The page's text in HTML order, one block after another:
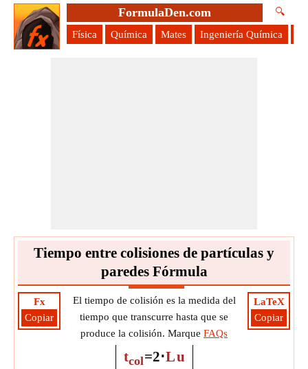
FormulaDen.com 🔍
Física Química Mates Ingeniería Química
Tiempo entre colisiones de partículas y
paredes Fórmula
Fx
Copiar
LaTeX
Copiar
El tiempo de colisión es la medida del
tiempo que transcurre hasta que se
produce la colisión. Marque FAQs
tcol=2⋅Lu